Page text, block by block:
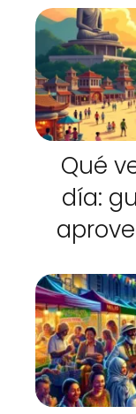
Qué
día: